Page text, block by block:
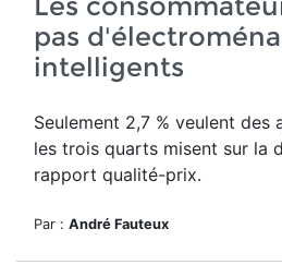
pas
intelligents
Seulement 2,7 % veulent des
les trois quarts misent sur la
rapport qualité-prix.
Par : André Fauteux